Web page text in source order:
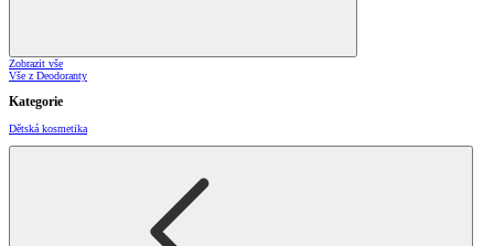
Zobrazit vše
Vše z Deodoranty
Kategorie
Dětská kosmetika